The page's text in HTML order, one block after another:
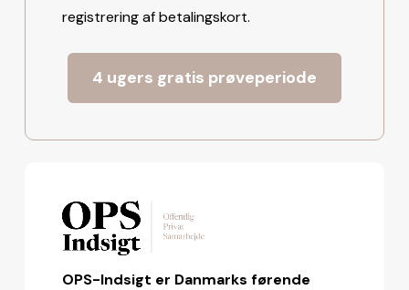
registrering af betalingskort.
4 ugers gratis prøveperiode
OPS-Indsigt er Danmarks førende